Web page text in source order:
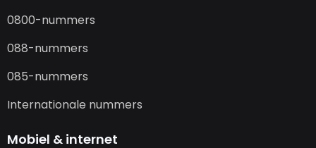
0800-nummers
088-nummers
085-nummers
Internationale nummers
Mobiel & internet